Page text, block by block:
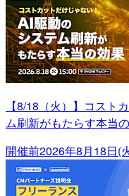
【8/18（火）】コスト
ム刷新がもたらす本当
開催前2026年8月18日(